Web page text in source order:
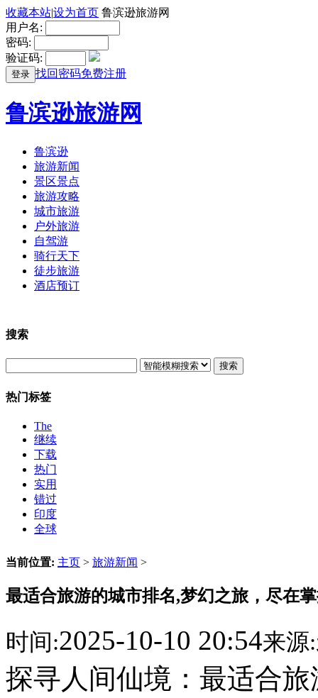
收藏本站|设为首页 鲁滨逊旅游网
用户名:
密码:
验证码:
登录 找回密码免费注册
鲁滨逊旅游网
鲁滨逊
旅游新闻
景区景点
旅游攻略
城市旅游
户外旅游
自驾游
骑行天下
徒步旅游
酒店预订
搜索
搜索
热门标签
The
继续
下载
热门
实用
错过
印度
全球
当前位置: 主页 > 旅游新闻 >
最适合旅游的城市排名,梦幻之旅，尽在
时间:2025-10-10 20:54来源:
探寻人间仙境：最适合